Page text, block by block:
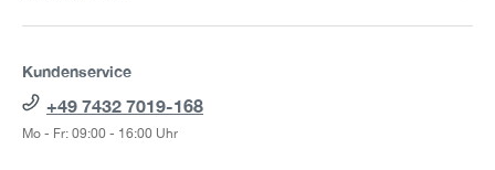
Kundenservice
+49 7432 7019-168
Mo - Fr: 09:00 - 16:00 Uhr